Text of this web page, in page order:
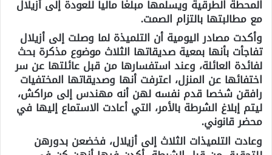
المحطة الطرقية ويسلمها مبلغا ماليا للعودة إلى أزيلال
مع مطالبتها بالتزام الصمت.
وأكدت مصادر اليومية أن التلميذة لما وصلت إلى أزيلال
تفاجأت بأنها بمعية صديقاتها الثلاث موضوع مذكرة بحث
لفائدة العائلة، وعند استفسارها من قبل عائلتها عن سر
اختفائها عن المنزل، اعترفت أنها وصديقاتها المختفيات
رافقن شخصا قدم نفسه لهن أنه مهندس إلى مراكش،
ليتم إبلاغ الشرطة بالأمر، التي أعادت الاستماع إليها في
محضر قانوني.
وعادت التلميذات الثلاث إلى أزيلال، فخضعن بدورهن